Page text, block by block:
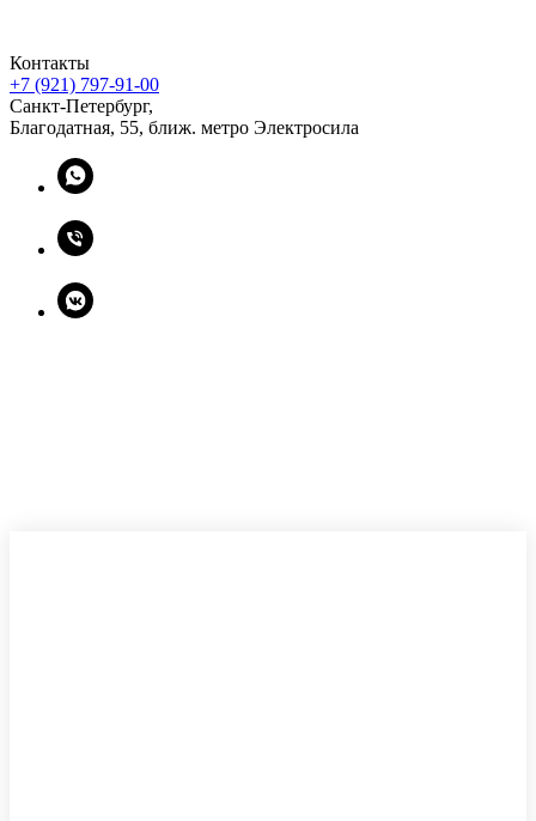
Контакты
+7 (921) 797-91-00
Санкт-Петербург,
Благодатная, 55, ближ. метро Электросила